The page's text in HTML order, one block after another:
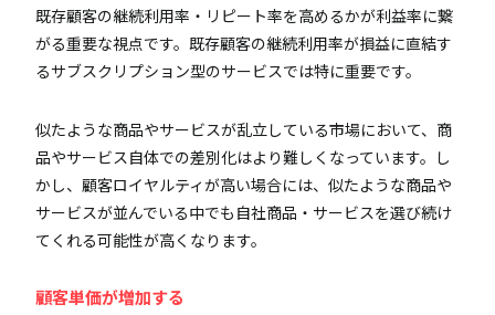
既存顧客の継続利用率・リピート率を高めるかが利益率に繋
がる重要な視点です。既存顧客の継続利用率が損益に直結す
るサブスクリプション型のサービスでは特に重要です。
似たような商品やサービスが乱立している市場において、商
品やサービス自体での差別化はより難しくなっています。し
かし、顧客ロイヤルティが高い場合には、似たような商品や
サービスが並んでいる中でも自社商品・サービスを選び続け
てくれる可能性が高くなります。
顧客単価が増加する